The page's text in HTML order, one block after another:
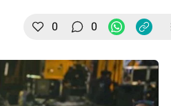
0 0